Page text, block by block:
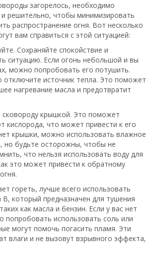
загорелось, необходимо
решительно, чтобы минимизировать
распространение огня. Вот несколько
вам справиться с этой ситуацией:
Сохраняйте спокойствие и
ситуацию. Если огонь небольшой и вы
можно попробовать его потушить.
отключите источник тепла. Это поможет
нагревание масла и предотвратит
сковороду крышкой. Это поможет
кислорода, что может привести к его
крышки, можно использовать влажное
но будьте осторожны, чтобы не
что нельзя использовать воду для
это может привести к обратному
гореть, лучше всего использовать
B, который предназначен для тушения
как масла и бензин. Если у вас нет
попробовать использовать соль или
могут помочь погасить пламя. Эти
влаги и не вызовут взрывного эффекта,